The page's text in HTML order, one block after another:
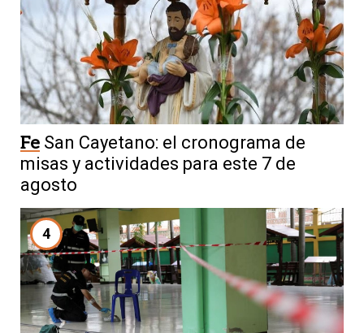
Fe San Cayetano: el cronograma de
misas y actividades para este 7 de
agosto
4